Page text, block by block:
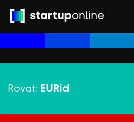
Rovat: EURid